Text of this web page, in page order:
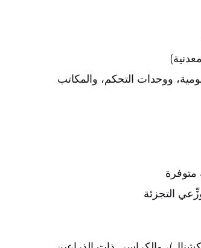
ووحدات التحكم، والمكاتب
متوفرة
التجزئة